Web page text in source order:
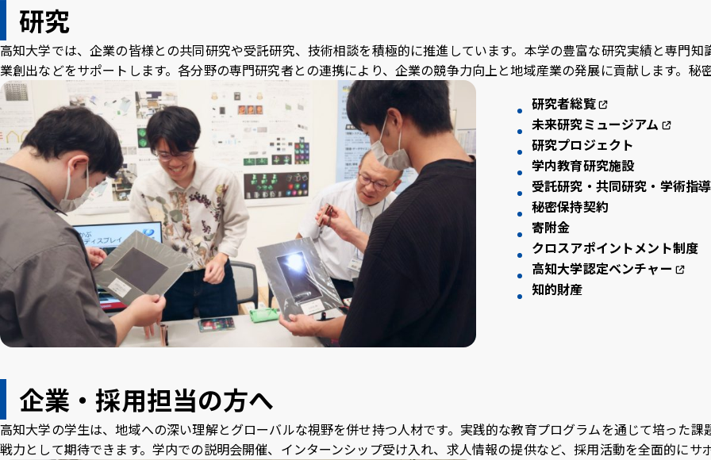
研究
高知大学では、企業の皆様との共同研究や受託研究、技術相談を積極的に推進しています。本学の豊富な研究実績と専門
業創出などをサポートします。各分野の専門研究者との連携により、企業の競争力向上と地域産業の発展に貢献します。秘
研究者総覧
未来研究ミュージアム
研究プロジェクト
学内教育研究施設
受託研究・共同研究・学術指導
秘密保持契約
寄附金
クロスアポイントメント制度
高知大学認定ベンチャー
知的財産
企業・採用担当の方へ
高知大学の学生は、地域への深い理解とグローバルな視野を併せ持つ人材です。実践的な教育プログラムを通じて培った
戦力として期待できます。学内での説明会開催、インターンシップ受け入れ、求人情報の提供など、採用活動を全面的にサ